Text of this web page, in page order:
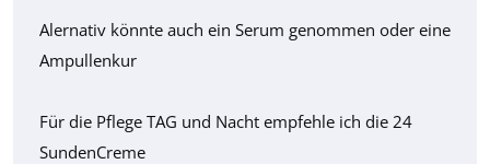
Alernativ könnte auch ein Serum genommen oder eine
Ampullenkur
Für die Pflege TAG und Nacht empfehle ich die 24
SundenCreme